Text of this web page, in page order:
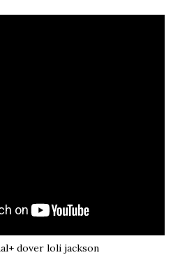
dover loli jackson